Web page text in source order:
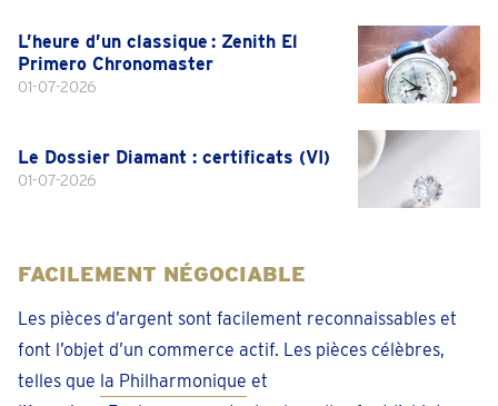
L’heure d’un classique : Zenith El
Primero Chronomaster
01-07-2026
Le Dossier Diamant : certificats (VI)
01-07-2026
FACILEMENT NÉGOCIABLE
Les pièces d’argent sont facilement reconnaissables et
font l’objet d’un commerce actif. Les pièces célèbres,
telles que la Philharmonique et